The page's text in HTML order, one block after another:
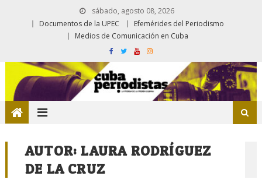
sábado, agosto 08, 2026
Documentos de la UPEC
Efemérides del Periodismo
Medios de Comunicación en Cuba
AUTOR:LAURA RODRÍGUEZ
DE LA CRUZ